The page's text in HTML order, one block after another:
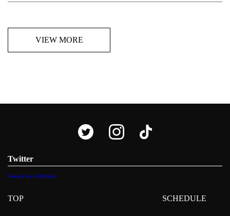
VIEW MORE
Twitter
Tweets by s1000idol
TOP SCHEDULE